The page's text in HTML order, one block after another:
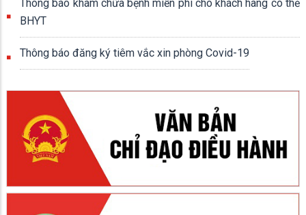
Thông báo khám chữa bệnh miễn phí cho khách hàng có thẻ
BHYT
Thông báo đăng ký tiêm vắc xin phòng Covid-19